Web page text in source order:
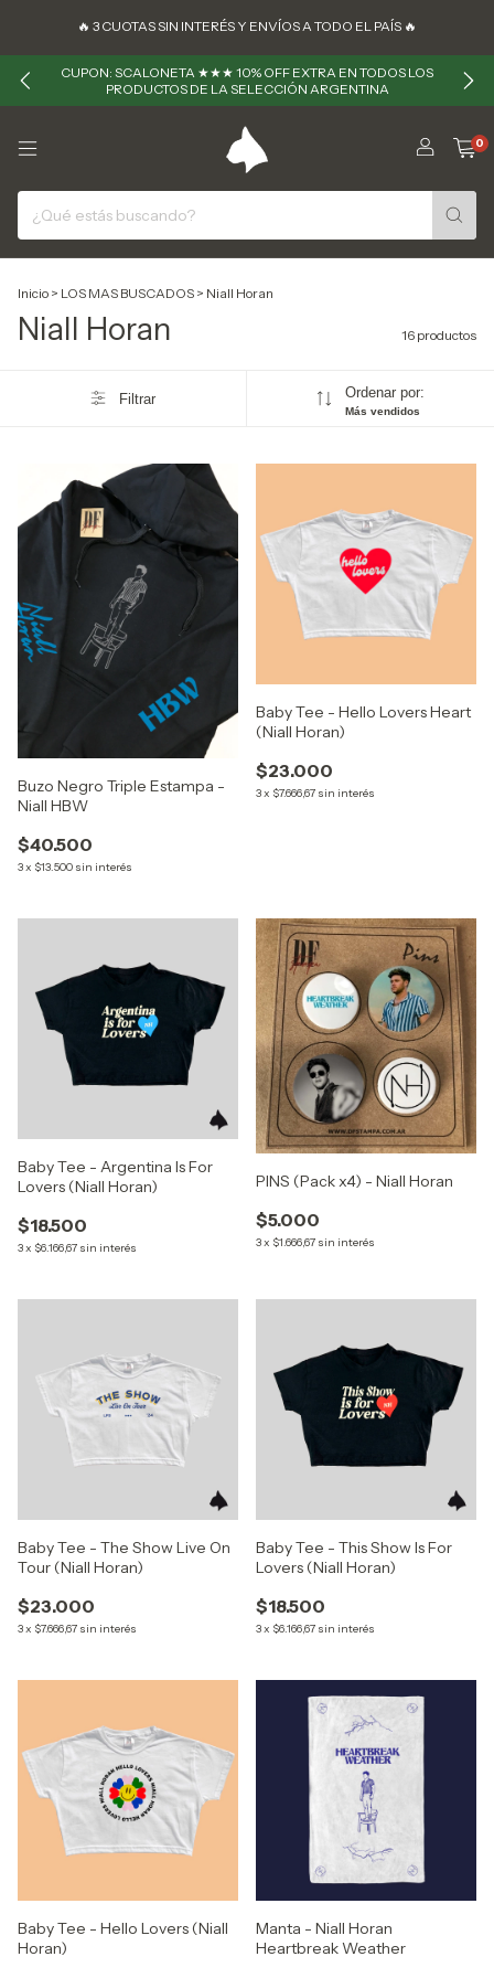
🔥 ㅤㅤ3 CUOTAS SIN INTERÉS Y ENVÍOS A TODO EL PAÍS 🔥
CUPON: SCALONETA ★★★ 10% OFF EXTRA EN TODOS LOS
PRODUCTOS DE LA SELECCIÓN ARGENTINA
0
Inicio > LOS MAS BUSCADOS > Niall Horan
Niall Horan 16 productos
Filtrar Ordenar por:
Más vendidos
Buzo Negro Triple Estampa -
Niall HBW
$40.500
3x $13.500 sin interés
Baby Tee - Hello Lovers Heart
(Niall Horan)
$23.000
3x $7.666,67 sin interés
Baby Tee - Argentina Is For
Lovers (Niall Horan)
$18.500
3x $6.166,67 sin interés
PINS (Pack x4) - Niall Horan
$5.000
3x $1.666,67 sin interés
Baby Tee - The Show Live On
Tour (Niall Horan)
$23.000
3x $7.666,67 sin interés
Baby Tee - This Show Is For
Lovers (Niall Horan)
$18.500
3x $6.166,67 sin interés
Baby Tee - Hello Lovers (Niall
Horan)
Manta - Niall Horan
Heartbreak Weather